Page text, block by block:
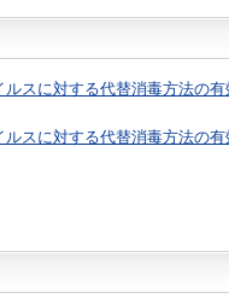
ルスに対する代替消毒方法
ルスに対する代替消毒方法